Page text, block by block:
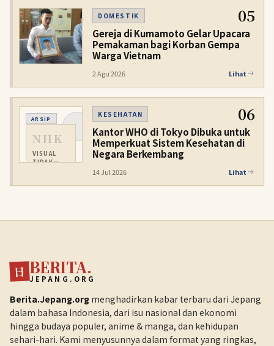
DOMESTIK 05
Gereja di Kumamoto Gelar Upacara
Pemakaman bagi Korban Gempa
Warga Vietnam
2 Agu 2026 Lihat
ARSIP
NHK
VISUAL
TIDAK
KESEHATAN 06
Kantor WHO di Tokyo Dibuka untuk
Memperkuat Sistem Kesehatan di
Negara Berkembang
14 Jul 2026 Lihat
日 BERITA.
JEPANG.ORG
Berita.Jepang.org menghadirkan kabar terbaru dari Jepang
dalam bahasa Indonesia, dari isu nasional dan ekonomi
hingga budaya populer, anime & manga, dan kehidupan
sehari-hari. Kami menyusunnya dalam format yang ringkas,